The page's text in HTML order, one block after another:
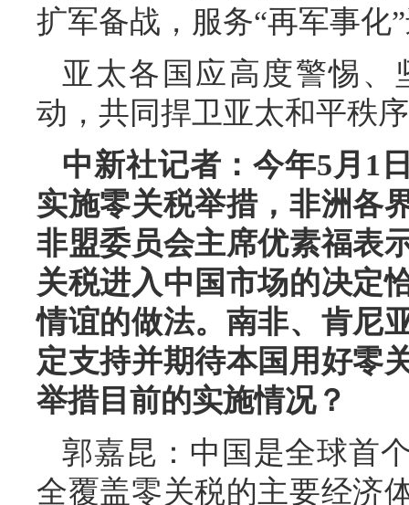
扩军备战，服务“再军事化
亚太各国应高度警惕、
动，共同捍卫亚太和平秩
中新社记者：今年5月1
实施零关税举措，非洲各
非盟委员会主席优素福表
关税进入中国市场的决定
情谊的做法。南非、肯尼
定支持并期待本国用好零
举措目前的实施情况？
郭嘉昆：中国是全球首
全覆盖零关税的主要经济